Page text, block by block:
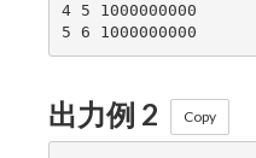
4 5 1000000000
出力例 2 Copy